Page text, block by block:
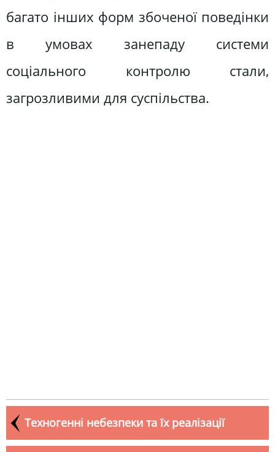
багато інших форм збоченої поведінки
в умовах занепаду системи
соціального контролю стали,
загрозливими для суспільства.
Техногенні небезпеки та їх реалізації